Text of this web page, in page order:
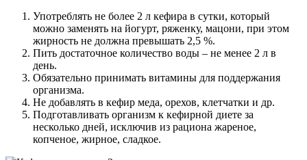
Употреблять не более 2 л кефира в сутки, который
можно заменять на йогурт, ряженку, мацони, при этом
жирность не должна превышать 2,5 %.
Пить достаточное количество воды – не менее 2 л в
день.
Обязательно принимать витамины для поддержания
организма.
Не добавлять в кефир меда, орехов, клетчатки и др.
Подготавливать организм к кефирной диете за
несколько дней, исключив из рациона жареное,
копченое, жирное, сладкое.